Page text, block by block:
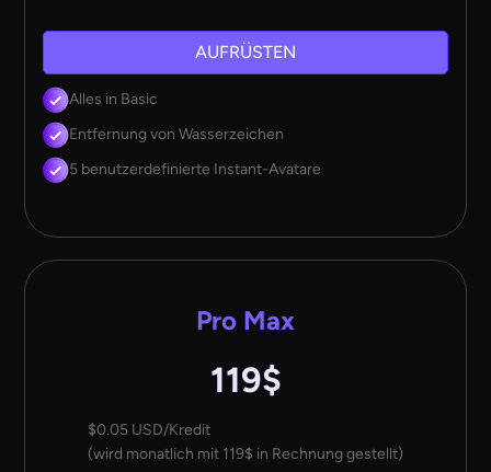
AUFRÜSTEN
Alles in Basic
Entfernung von Wasserzeichen
5 benutzerdefinierte Instant-Avatare
Pro Max
119$
$0.05 USD/Kredit
(wird monatlich mit 119$ in Rechnung gestellt)